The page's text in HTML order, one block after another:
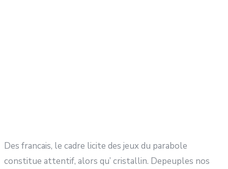
Des francais, le cadre licite des jeux du parabole
constitue attentif, alors qu’ cristallin. Depeuples nos